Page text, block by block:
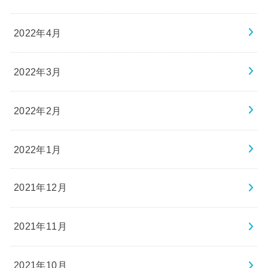
2022年4月
2022年3月
2022年2月
2022年1月
2021年12月
2021年11月
2021年10月